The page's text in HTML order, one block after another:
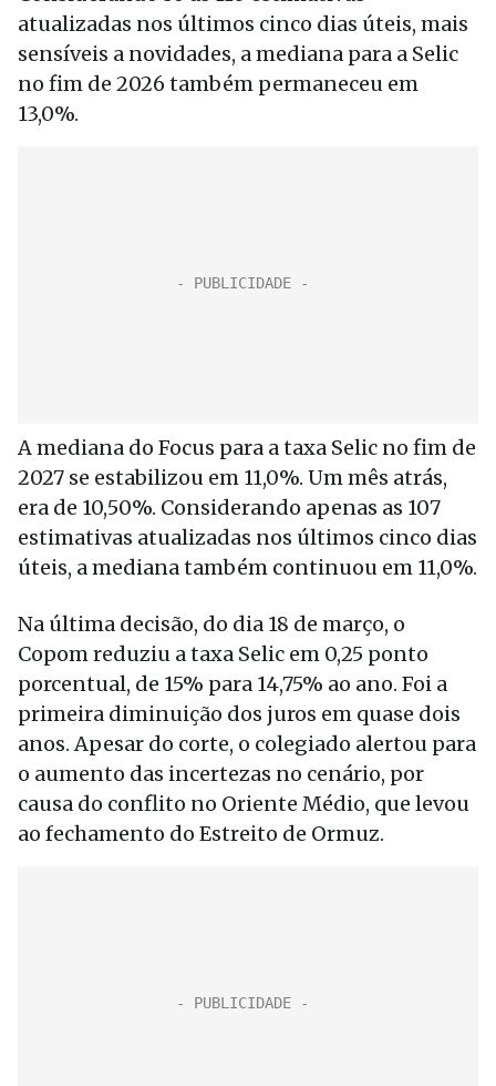
atualizadas nos últimos cinco dias úteis, mais
sensíveis a novidades, a mediana para a Selic
no fim de 2026 também permaneceu em
13,0%.
A mediana do Focus para a taxa Selic no fim de
2027 se estabilizou em 11,0%. Um mês atrás,
era de 10,50%. Considerando apenas as 107
estimativas atualizadas nos últimos cinco dias
úteis, a mediana também continuou em 11,0%.
Na última decisão, do dia 18 de março, o
Copom reduziu a taxa Selic em 0,25 ponto
porcentual, de 15% para 14,75% ao ano. Foi a
primeira diminuição dos juros em quase dois
anos. Apesar do corte, o colegiado alertou para
o aumento das incertezas no cenário, por
causa do conflito no Oriente Médio, que levou
ao fechamento do Estreito de Ormuz.